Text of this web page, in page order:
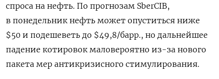
спроса на нефть. По прогнозам SberCIB,
в понедельник нефть может опуститься ниже
$50 и подешеветь до $49,8/барр., но дальнейшее
падение котировок маловероятно из-за нового
пакета мер антикризисного стимулирования.